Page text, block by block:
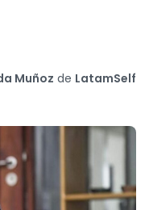
Muñoz de LatamSelf